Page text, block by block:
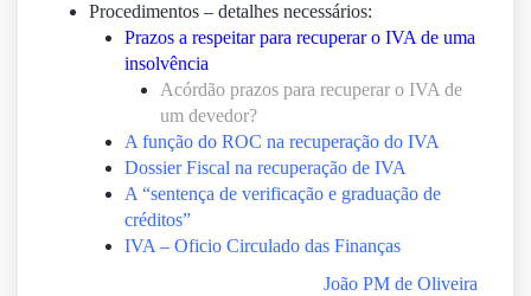
Procedimentos – detalhes necessários:
Prazos a respeitar para recuperar o IVA de uma
insolvência
Acórdão prazos para recuperar o IVA de
um devedor?
A função do ROC na recuperação do IVA
Dossier Fiscal na recuperação de IVA
A “sentença de verificação e graduação de
créditos”
IVA – Oficio Circulado das Finanças
João PM de Oliveira